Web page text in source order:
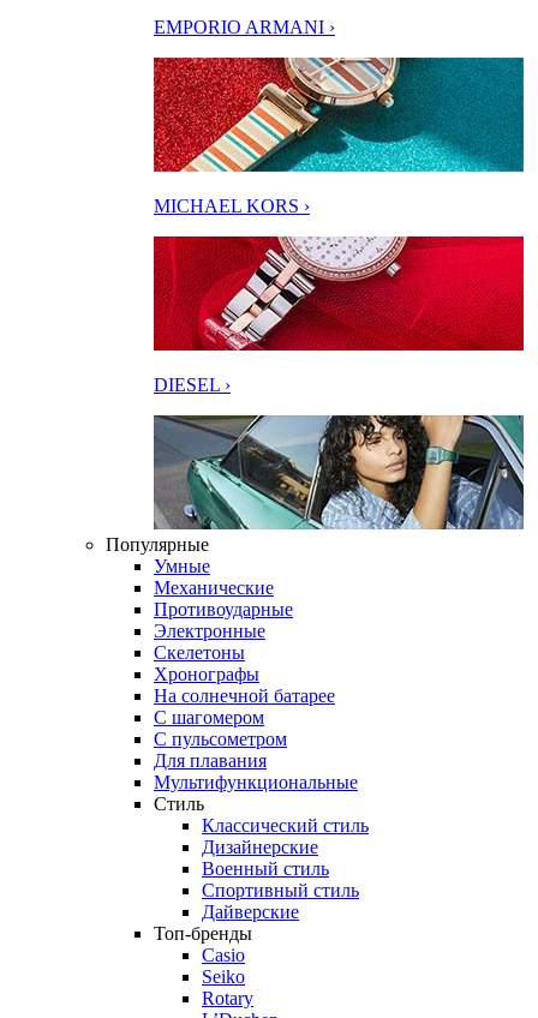
EMPORIO ARMANI ›
MICHAEL KORS ›
DIESEL ›
Популярные
Умные
Механические
Противоударные
Электронные
Скелетоны
Хронографы
На солнечной батарее
С шагомером
С пульсометром
Для плавания
Мультифункциональные
Стиль
Классический стиль
Дизайнерские
Военный стиль
Спортивный стиль
Дайверские
Топ-бренды
Casio
Seiko
Rotary